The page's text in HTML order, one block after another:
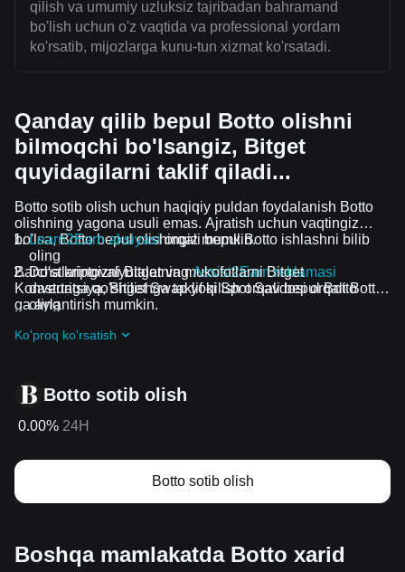
qilish va umumiy uzluksiz tajribadan bahramand
bo'lish uchun o'z vaqtida va professional yordam
ko'rsatib, mijozlarga kunu-tun xizmat ko'rsatadi.
Qanday qilib bepul Botto olishni
bilmoqchi bo'lsangiz, Bitget
quyidagilarni taklif qiladi...
Botto sotib olish uchun haqiqiy puldan foydalanish Botto
olishning yagona usuli emas. Ajratish uchun vaqtingiz
bo'lsa, Botto bepul olishingiz mumkin.
Learn2Earn aksiyasiorqali bepul Botto ishlashni bilib
oling
Do'stlaringizni BitgetningAssist2Earn reklamasi
dasturiga qo'shilishga taklif qilish orqali bepul Botto
oling
guruhiga qo'shilish orqali Botto ta airdrop bepul oling
Barcha kriptovalyutalar va mukofotlarni Bitget
Konvertatsiya, Bitget Swap yoki Spot Savdosi orqali Botto
ga aylantirish mumkin.
Ko'proq ko'rsatish
Botto sotib olish
0.00% 24H
Botto sotib olish
Boshqa mamlakatda Botto xarid